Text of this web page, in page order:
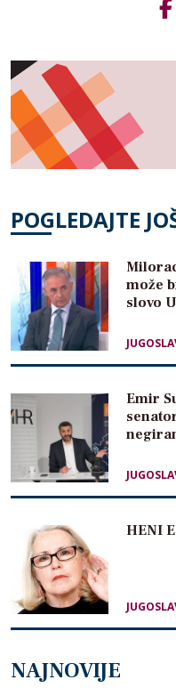
POGLEDAJTE
može
slovo
Emir
HENI
NAJNOVIJE